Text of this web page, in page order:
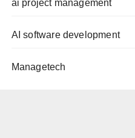
ai project management
AI software development
Managetech